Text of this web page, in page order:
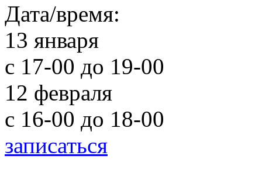
Дата/время:
13 января
с 17-00 до 19-00
12 февраля
с 16-00 до 18-00
записаться